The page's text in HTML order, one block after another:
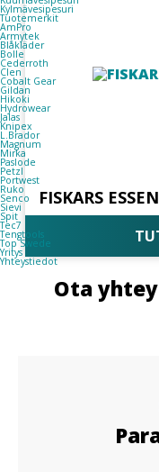
Kylmävesipesuri
Tuotemerkit
AmPro
Armytek
Blåkläder
Bolle
Cederroth
Clen
Cobalt Gear
Gildan
Hikoki
Hydrowear
Jalas
Knipex
L.Brador
Magnum
Mirka
Paslode
Petzl
Portwest
Ruko
Senco
Sievi
Spit
Tec7
Tengtools
Top Swede
Yritys
Yhteystiedot
FISKARS
Ota